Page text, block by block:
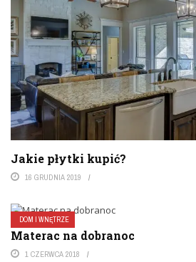
Jakie płytki kupić?
16 GRUDNIA 2019
DOM I WNĘTRZE
Materac na dobranoc
1 CZERWCA 2018